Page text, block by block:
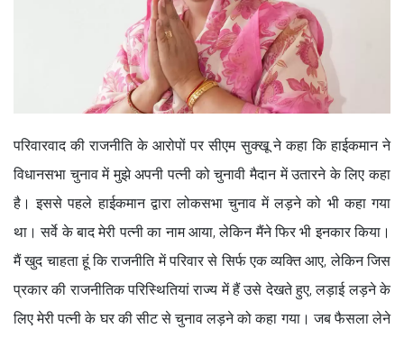
परिवारवाद की राजनीति के आरोपों पर सीएम सुक्खू ने कहा कि हाईकमान ने
विधानसभा चुनाव में मुझे अपनी पत्नी को चुनावी मैदान में उतारने के लिए कहा
है। इससे पहले हाईकमान द्वारा लोकसभा चुनाव में लड़ने को भी कहा गया
था। सर्वे के बाद मेरी पत्नी का नाम आया, लेकिन मैंने फिर भी इनकार किया।
मैं खुद चाहता हूं कि राजनीति में परिवार से सिर्फ एक व्यक्ति आए, लेकिन जिस
प्रकार की राजनीतिक परिस्थितियां राज्य में हैं उसे देखते हुए, लड़ाई लड़ने के
लिए मेरी पत्नी के घर की सीट से चुनाव लड़ने को कहा गया। जब फैसला लेने